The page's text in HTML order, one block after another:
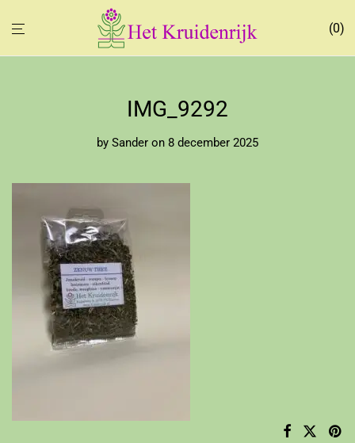
0
IMG_9292
by Sander on 8 december 2025